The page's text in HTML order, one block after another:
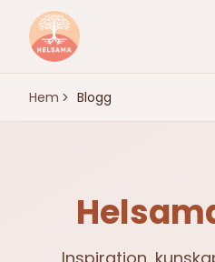
Hem Blogg